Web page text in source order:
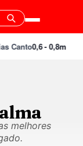
Canto0,6 - 0,8m
melhores